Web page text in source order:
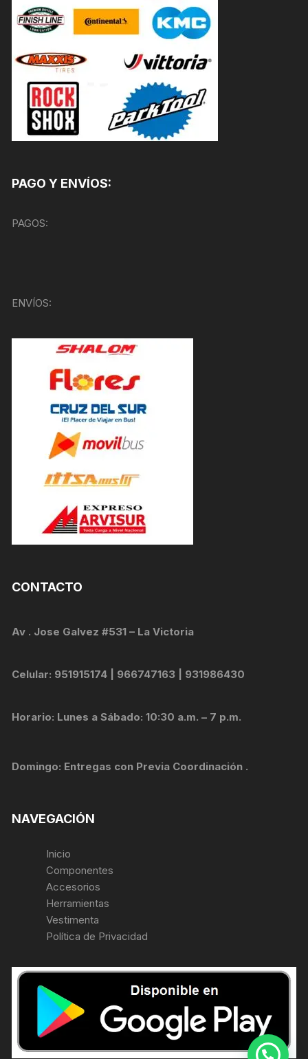
PAGO Y ENVÍOS:
PAGOS:
ENVÍOS:
CONTACTO
Av . Jose Galvez #531 – La Victoria
Celular: 951915174 | 966747163 | 931986430
Horario: Lunes a Sábado: 10:30 a.m. – 7 p.m.
Domingo: Entregas con Previa Coordinación .
NAVEGACIÓN
Inicio
Componentes
Accesorios
Herramientas
Vestimenta
Política de Privacidad